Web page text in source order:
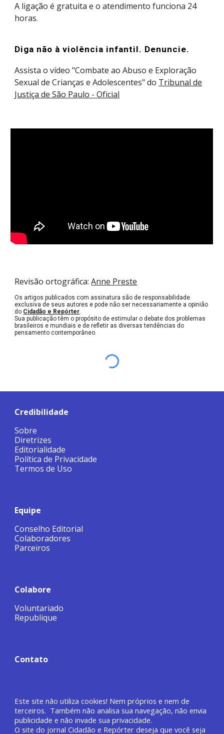
A ligação é gratuita e o atendimento funciona 24
horas.
Diga não à violência infantil. Denuncie.
Assista o vídeo "Combate ao Abuso e Exploração
Sexual de Crianças e Adolescentes" do Tribunal de
Justiça de São Paulo - Oficial
Revisão ortográfica:Anne Preste
Os artigos publicados com assinatura são de responsabilidade
exclusiva de seus autores e pode não ser necessariamente a opinião
do Cidadão e Repórter.
Sua publicação têm o propósito de estimular o debate dos problemas
brasileiros e mundiais e de refletir as diversas tendências do
pensamento contemporâneo.
Credibilidade
Sobre
Diretrizes
Editorialidade
Política de Privacidade
Termos de Uso
Equipe
Conselho Editorial
Colaboradores
Parceiros
Colabore
Voluntariado
Republique
Contato
Este site não utiliza cookies! Nem próprios e nem de
terceiros. Também não analisa sua navegação, não envia
publicidade e não invade sua privacidade.
O site do jornalCidadão e Repórter deseja que você seja